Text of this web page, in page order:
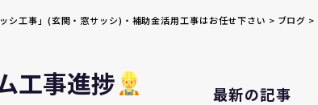
工事」(玄関・窓サッシ)・補助金活用工事はお任せ下さい > ブログ >
工事進捗 最新の記事